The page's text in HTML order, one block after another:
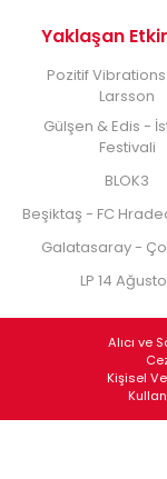
Yaklaşan
Pozitif
Larsson
Gülşen & Edis -
Festivali
BLOK3
Beşiktaş - FC
Galatasaray -
LP 14
Alıcı ve
Kişisel